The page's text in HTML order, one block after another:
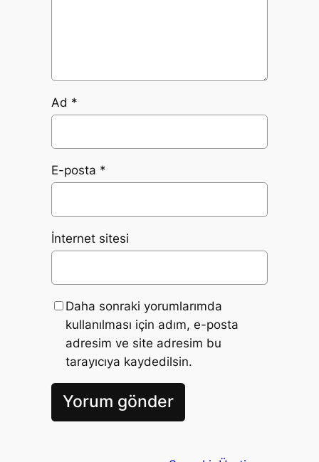
Ad *
E-posta *
İnternet sitesi
Daha sonraki yorumlarımda
kullanılması için adım, e-posta
adresim ve site adresim bu
tarayıcıya kaydedilsin.